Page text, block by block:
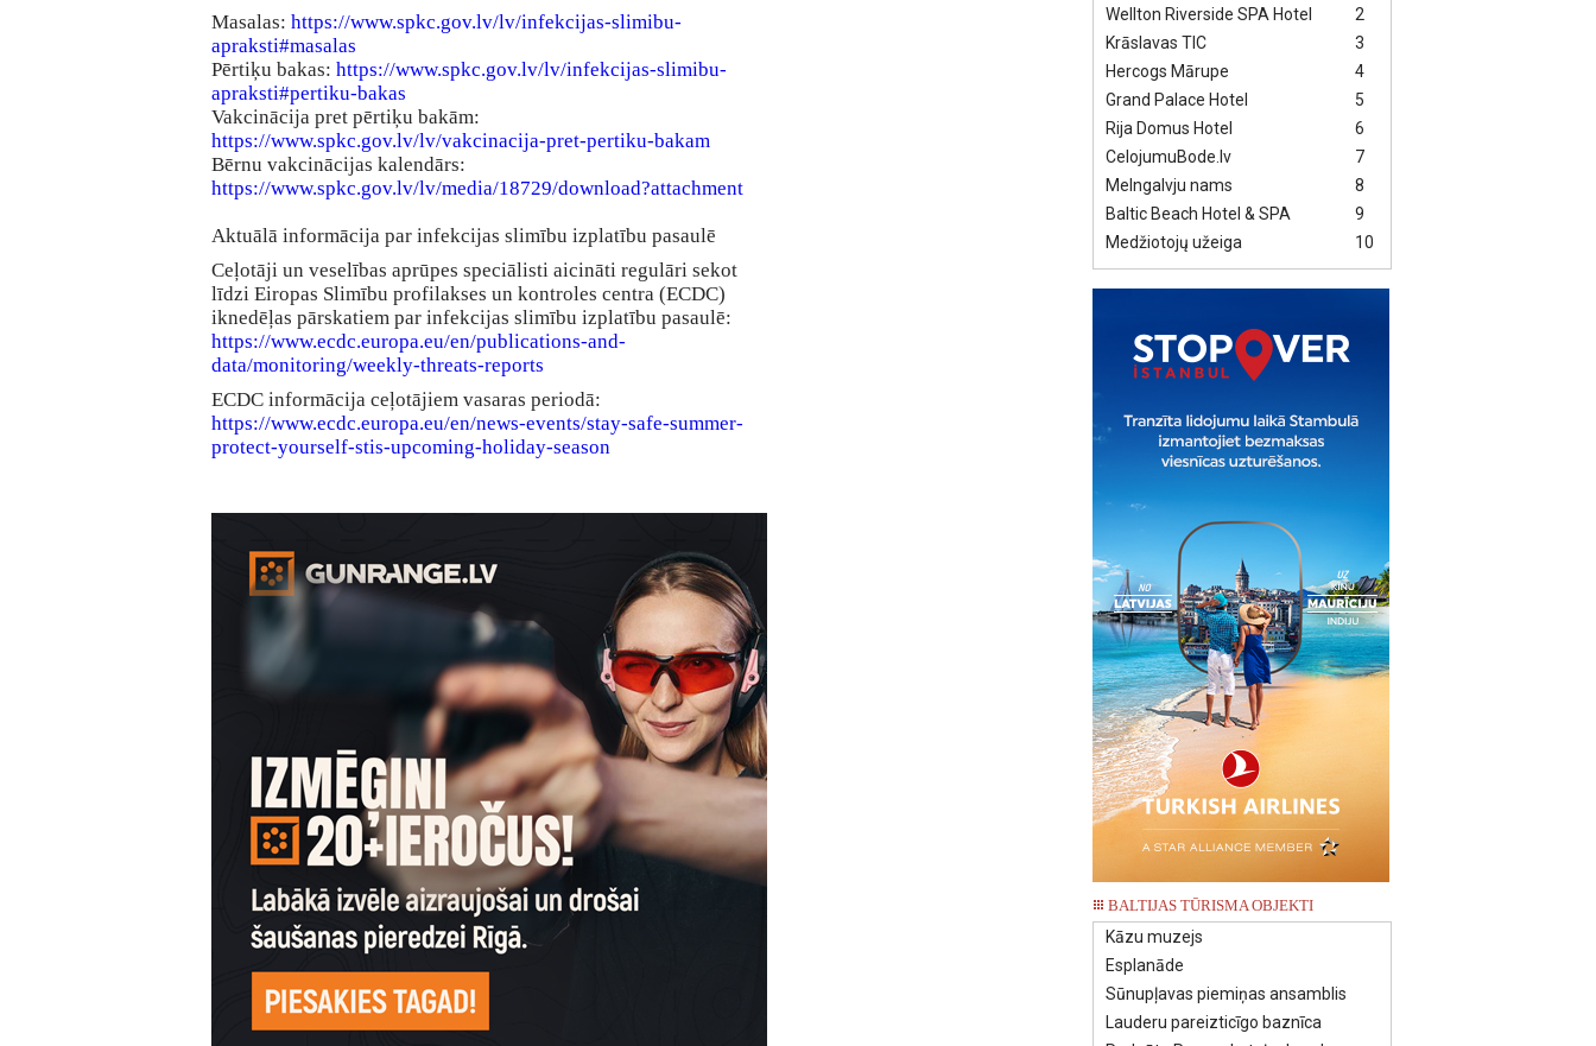
Masalas: https://www.spkc.gov.lv/lv/infekcijas-slimibu-
apraksti#masalas
Pērtiķu bakas: https://www.spkc.gov.lv/lv/infekcijas-slimibu-
apraksti#pertiku-bakas
Vakcinācija pret pērtiķu bakām:
https://www.spkc.gov.lv/lv/vakcinacija-pret-pertiku-bakam
Bērnu vakcinācijas kalendārs:
https://www.spkc.gov.lv/lv/media/18729/download?attachment
Aktuālā informācija par infekcijas slimību izplatību pasaulē
Ceļotāji un veselības aprūpes speciālisti aicināti regulāri sekot
līdzi Eiropas Slimību profilakses un kontroles centra (ECDC)
iknedēļas pārskatiem par infekcijas slimību izplatību pasaulē:
https://www.ecdc.europa.eu/en/publications-and-
data/monitoring/weekly-threats-reports
ECDC informācija ceļotājiem vasaras periodā:
https://www.ecdc.europa.eu/en/news-events/stay-safe-summer-
protect-yourself-stis-upcoming-holiday-season
2
Wellton Riverside SPA Hotel
3
Krāslavas TIC
4
Hercogs Mārupe
5
Grand Palace Hotel
6
Rija Domus Hotel
7
CelojumuBode.lv
8
Melngalvju nams
9
Baltic Beach Hotel & SPA
10
Medžiotojų užeiga
BALTIJAS TŪRISMA OBJEKTI
Kāzu muzejs
Esplanāde
Sūnupļavas piemiņas ansamblis
Lauderu pareizticīgo baznīca